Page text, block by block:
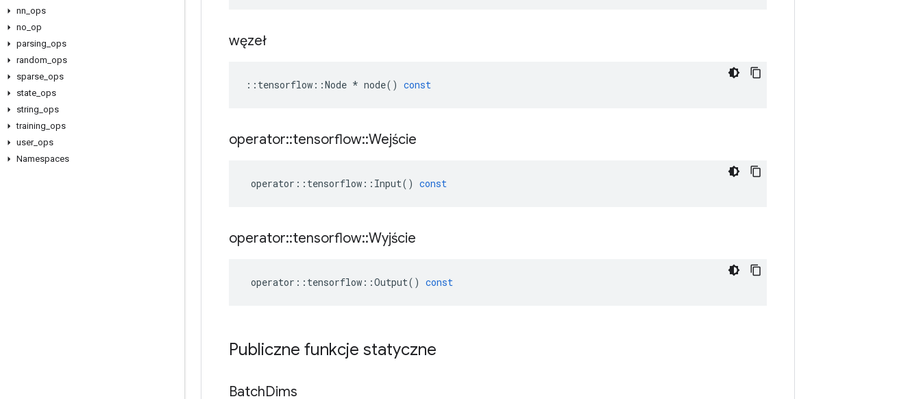
nn ops
no op
parsing ops
random ops
sparse ops
state ops
string ops
training ops
user_ ops
Namespaces
węzeł
:: tensorflow ::Node * node() const
operator::tensorflow::Wejście
operator :: tensorflow :: Input() const
operator::tensorflow::Wyjście
operator :: tensorflow ::Output() const
Publiczne funkcje statyczne
BatchDims